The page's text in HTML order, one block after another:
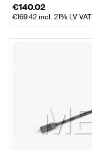
€140.02
€169.42incl. 21% LV VAT